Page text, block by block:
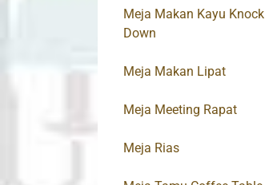
Meja Makan Kayu Knock
Down
Meja Makan Lipat
Meja Meeting Rapat
Meja Rias